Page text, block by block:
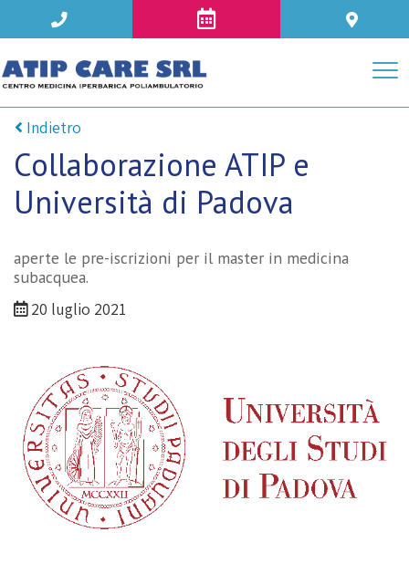
Indietro
Collaborazione ATIP e
Università di Padova
aperte le pre-iscrizioni per il master in medicina
subacquea.
20 luglio 2021